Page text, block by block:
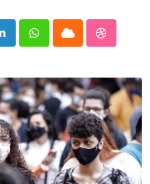
LinkedInWhatsappCloud